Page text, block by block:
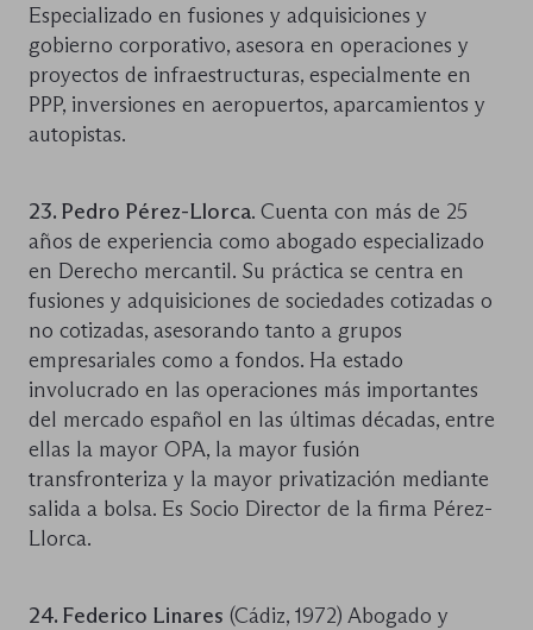
Especializado en fusiones y adquisiciones y
gobierno corporativo, asesora en operaciones y
proyectos de infraestructuras, especialmente en
PPP, inversiones en aeropuertos, aparcamientos y
autopistas.
23. Pedro Pérez-Llorca. Cuenta con más de 25
años de experiencia como abogado especializado
en Derecho mercantil. Su práctica se centra en
fusiones y adquisiciones de sociedades cotizadas o
no cotizadas, asesorando tanto a grupos
empresariales como a fondos. Ha estado
involucrado en las operaciones más importantes
del mercado español en las últimas décadas, entre
ellas la mayor OPA, la mayor fusión
transfronteriza y la mayor privatización mediante
salida a bolsa. Es Socio Director de la firma Pérez-
Llorca.
24. Federico Linares (Cádiz, 1972) Abogado y